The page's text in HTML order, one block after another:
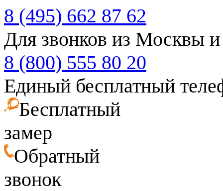
8 (495) 662 87 62
Для звонков из Москвы
8 (800) 555 80 20
Единый бесплатный
Бесплатный
замер
Обратный
звонок